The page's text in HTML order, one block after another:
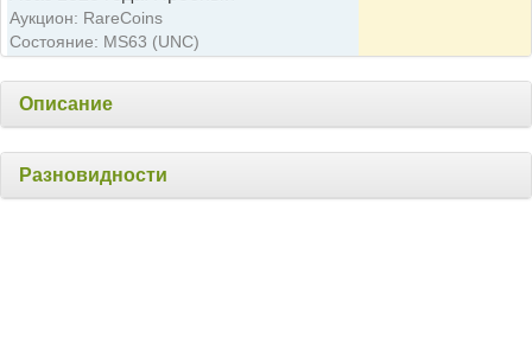
Аукцион: RareCoins
Состояние: MS63 (UNC)
Описание
Разновидности